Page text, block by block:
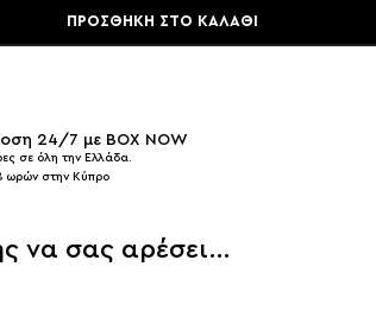
ΠΡΟΣΘΉΚΗ ΣΤΟ ΚΑΛΆΘΙ
24/7 με BOX NOW
σε όλη την Ελλάδα.
ωρών στην Κύπρο
να σας αρέσει…